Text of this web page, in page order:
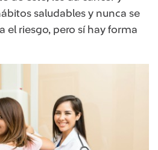
saludables y nunca se
el riesgo, pero sí hay forma